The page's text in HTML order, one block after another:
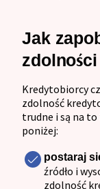
Jak
Kredytobiorcy
zdolność
trudne i są na
poniżej:
postaraj
źródło i
zdolność